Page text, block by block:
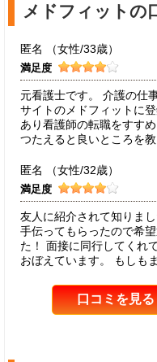
メドフィットの
匿名 （女性/33歳）
満足度
元看護士です。 介護の仕
サイトのメドフィットに
あり看護師の転職をすす
つたえると良いところを
匿名 （女性/32歳）
満足度
友人に紹介されて知りま
手伝ってもらったので希
た！ 面接に同行してくれ
おぼえています。 もしも
口コミを見る